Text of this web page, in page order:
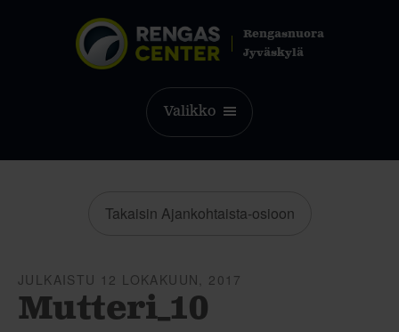
Rengasnuora
Jyväskylä
Valikko
Takaisin Ajankohtaista-osioon
JULKAISTU 12 LOKAKUUN, 2017
Mutteri_10